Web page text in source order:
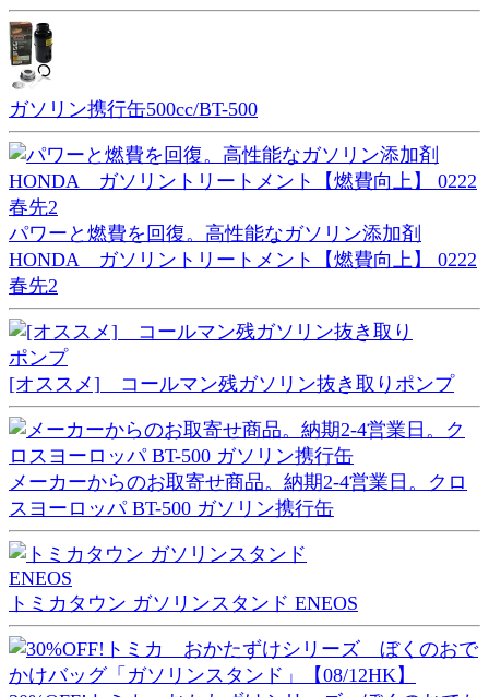
ガソリン携行缶500cc/BT-500
パワーと燃費を回復。高性能なガソリン添加剤
HONDA ガソリントリートメント【燃費向上】 0222
春先2
[オススメ] コールマン残ガソリン抜き取りポンプ
メーカーからのお取寄せ商品。納期2-4営業日。クロ
スヨーロッパ BT-500 ガソリン携行缶
トミカタウン ガソリンスタンド ENEOS